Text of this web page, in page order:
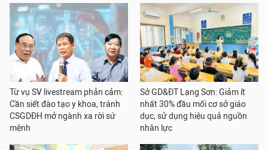
Từ vụ SV livestream phản cảm:
Cần siết đào tạo y khoa, tránh
CSGDĐH mở ngành xa rời sứ
mệnh
Sở GD&ĐT Lạng Sơn: Giảm ít
nhất 30% đầu mối cơ sở giáo
dục, sử dụng hiệu quả nguồn
nhân lực